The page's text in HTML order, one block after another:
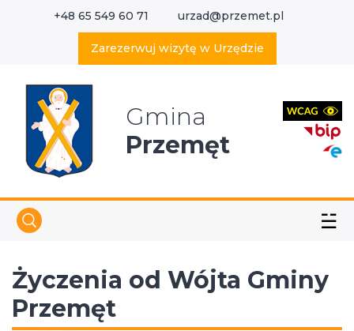
+48 65 549 60 71 urzad@przemet.pl
Zarezerwuj wizytę w Urzędzie
Gmina
Przemęt
☱
Życzenia od Wójta Gminy
Przemęt
Wyszukaj w serwisie